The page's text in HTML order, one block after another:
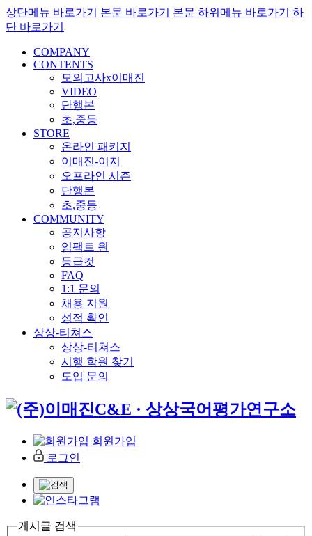
상단메뉴 바로가기 본문 바로가기 본문 하위메뉴 바로가기
하
단 바로가기
COMPANY
CONTENTS
모의고사x이매진
VIDEO
단행본
초,중등
STORE
온라인 패키지
이매진-이지
오프라인 시즌
단행본
초,중등
COMMUNITY
공지사항
임팩트 원
등급컷
FAQ
1:1 문의
채용 지원
성적 확인
상상-티쳐스
상상-티쳐스
시행 학원 찾기
도입 문의
회원가입
로그인
게시글 검색